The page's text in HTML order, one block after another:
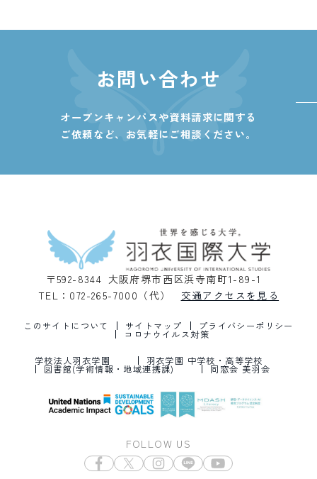
お問い合わせ
オープンキャンパスや資料請求に関する
ご依頼など、 お気軽にご相談ください。
〒592-8344 大阪府堺市西区浜寺南町1-89-1
TEL：072-265-7000（代）
交通アクセスを見る
このサイトについて サイトマップ プライバシーポリシー
コロナウイルス対策
学校法人羽衣学園 羽衣学園 中学校・高等学校
図書館(学術情報・地域連携課) 同窓会 美羽会
FOLLOW US